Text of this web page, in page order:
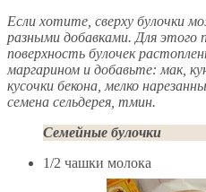
Если хотите, сверху булочки
разными добавками. Для этого
поверхность булочек
маргарином и добавьте: мак,
кусочки бекона, мелко
семена сельдерея, тмин.
Семейные булочки
1/2 чашки молока